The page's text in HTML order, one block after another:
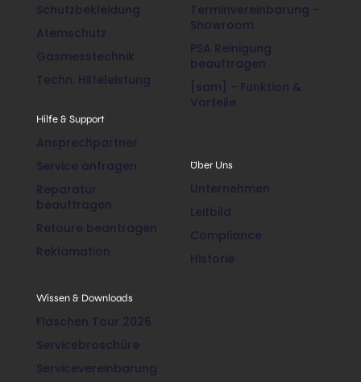
Schutzbekleidung
Atemschutz
Gasmesstechnik
Techn. Hilfeleistung
Hilfe & Support
Ansprechpartner
Service anfragen
Reparatur
beauftragen
Retoure beantragen
Reklamation
Terminvereinbarung -
Showroom
PSA Reinigung
beauftragen
[sam] - Funktion &
Vorteile
Über Uns
Unternehmen
Leitbild
Compliance
Historie
Wissen & Downloads
Flaschen Tour 2026
Servicebroschüre
Servicevereinbarung